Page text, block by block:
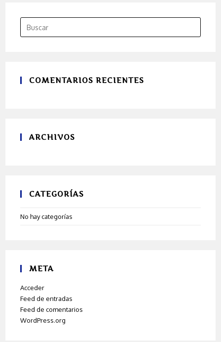
COMENTARIOS RECIENTES
ARCHIVOS
CATEGORÍAS
No hay categorías
META
Acceder
Feed de entradas
Feed de comentarios
WordPress.org